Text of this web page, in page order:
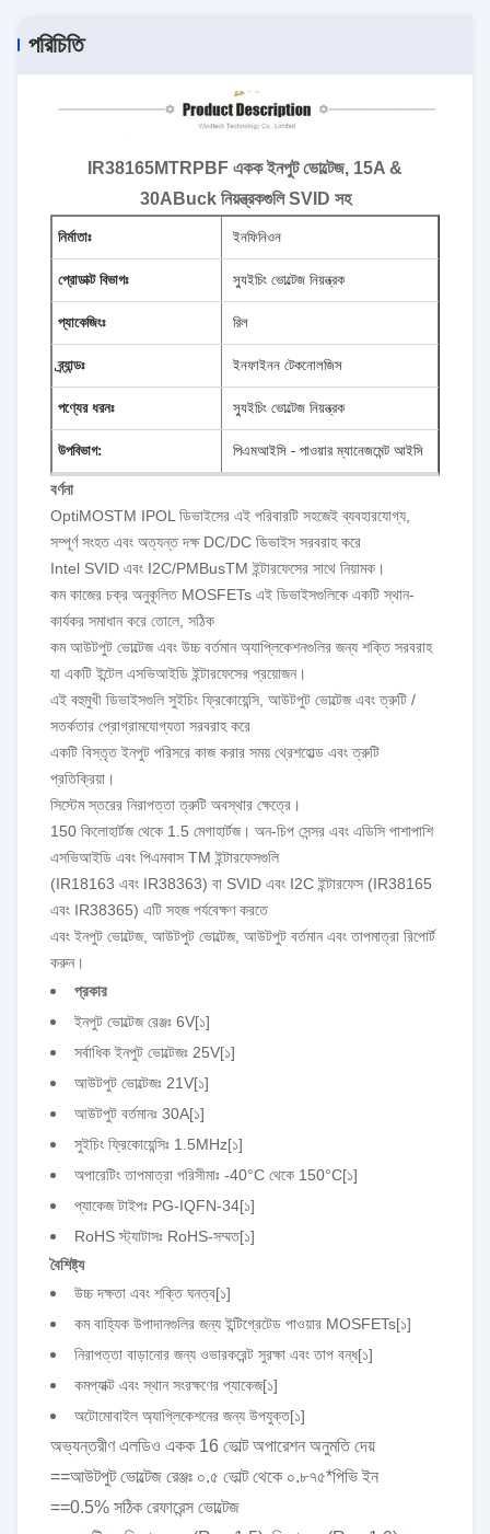
পরিচিতি
IR38165MTRPBF একক ইনপুট ভোল্টেজ, 15A &
30ABuck নিয়ন্ত্রকগুলি SVID সহ
নির্মাতাঃ ইনফিনিওন
প্রোডাক্ট বিভাগঃ স্যুইচিং ভোল্টেজ নিয়ন্ত্রক
প্যাকেজিংঃ রিল
ব্র্যান্ডঃ ইনফাইনন টেকনোলজিস
পণ্যের ধরনঃ স্যুইচিং ভোল্টেজ নিয়ন্ত্রক
উপবিভাগ: পিএমআইসি - পাওয়ার ম্যানেজমেন্ট আইসি
বর্ণনা
OptiMOSTM IPOL ডিভাইসের এই পরিবারটি সহজেই ব্যবহারযোগ্য,
সম্পূর্ণ সংহত এবং অত্যন্ত দক্ষ DC/DC ডিভাইস সরবরাহ করে
Intel SVID এবং I2C/PMBusTM ইন্টারফেসের সাথে নিয়ামক।
কম কাজের চক্র অনুকূলিত MOSFETs এই ডিভাইসগুলিকে একটি স্থান-
কার্যকর সমাধান করে তোলে, সঠিক
কম আউটপুট ভোল্টেজ এবং উচ্চ বর্তমান অ্যাপ্লিকেশনগুলির জন্য শক্তি সরবরাহ
যা একটি ইন্টেল এসভিআইডি ইন্টারফেসের প্রয়োজন।
এই বহুমুখী ডিভাইসগুলি সুইচিং ফ্রিকোয়েন্সি, আউটপুট ভোল্টেজ এবং ত্রুটি /
সতর্কতার প্রোগ্রামযোগ্যতা সরবরাহ করে
একটি বিস্তৃত ইনপুট পরিসরে কাজ করার সময় থ্রেশহোল্ড এবং ত্রুটি
প্রতিক্রিয়া।
সিস্টেম স্তরের নিরাপত্তা ত্রুটি অবস্থার ক্ষেত্রে।
150 কিলোহার্টজ থেকে 1.5 মেগাহার্টজ। অন-চিপ সেন্সর এবং এডিসি পাশাপাশি
এসভিআইডি এবং পিএমবাস TM ইন্টারফেসগুলি
(IR18163 এবং IR38363) বা SVID এবং I2C ইন্টারফেস (IR38165
এবং IR38365) এটি সহজ পর্যবেক্ষণ করতে
এবং ইনপুট ভোল্টেজ, আউটপুট ভোল্টেজ, আউটপুট বর্তমান এবং তাপমাত্রা রিপোর্ট
করুন।
প্রকার
ইনপুট ভোল্টেজ রেঞ্জঃ 6V[১]
সর্বাধিক ইনপুট ভোল্টেজঃ 25V[১]
আউটপুট ভোল্টেজঃ 21V[১]
আউটপুট বর্তমানঃ 30A[১]
সুইচিং ফ্রিকোয়েন্সিঃ 1.5MHz[১]
অপারেটিং তাপমাত্রা পরিসীমাঃ -40°C থেকে 150°C[১]
প্যাকেজ টাইপঃ PG-IQFN-34[১]
RoHS স্ট্যাটাসঃ RoHS-সম্মত[১]
বৈশিষ্ট্য
উচ্চ দক্ষতা এবং শক্তি ঘনত্ব[১]
কম বাহ্যিক উপাদানগুলির জন্য ইন্টিগ্রেটেড পাওয়ার MOSFETs[১]
নিরাপত্তা বাড়ানোর জন্য ওভারকরেন্ট সুরক্ষা এবং তাপ বন্ধ[১]
কমপ্যাক্ট এবং স্থান সংরক্ষণের প্যাকেজ[১]
অটোমোবাইল অ্যাপ্লিকেশনের জন্য উপযুক্ত[১]
অভ্যন্তরীণ এলডিও একক 16 ভোল্ট অপারেশন অনুমতি দেয়
==আউটপুট ভোল্টেজ রেঞ্জঃ ০.৫ ভোল্ট থেকে ০.৮৭৫*পিভি ইন
==0.5% সঠিক রেফারেন্স ভোল্টেজ